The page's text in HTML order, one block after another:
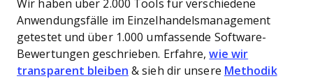
Wir haben über 2.000 Tools für verschiedene
Anwendungsfälle im Einzelhandelsmanagement
getestet und über 1.000 umfassende Software-
Bewertungen geschrieben. Erfahre,wie wir
transparent bleiben & sieh dir unsere Methodik